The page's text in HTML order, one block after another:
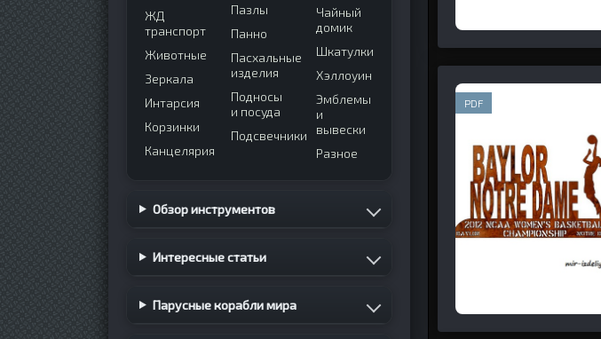
PDF
ЖД
транспорт
Животные
Зеркала
Интарсия
Корзинки
Канцелярия
Пазлы
Панно
Пасхальные
изделия
Подносы
и посуда
Подсвечники
Чайный
домик
Шкатулки
Хэллоуин
Эмблемы
и
вывески
Разное
Обзор инструментов
Интересные статьи
Парусные корабли мира